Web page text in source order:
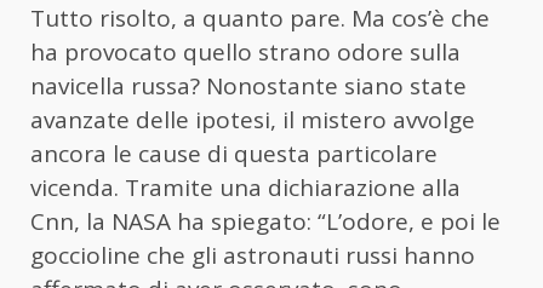
Tutto risolto, a quanto pare. Ma cos’è che
ha provocato quello strano odore sulla
navicella russa? Nonostante siano state
avanzate delle ipotesi, il mistero avvolge
ancora le cause di questa particolare
vicenda. Tramite una dichiarazione alla
Cnn, la NASA ha spiegato: “L’odore, e poi le
goccioline che gli astronauti russi hanno